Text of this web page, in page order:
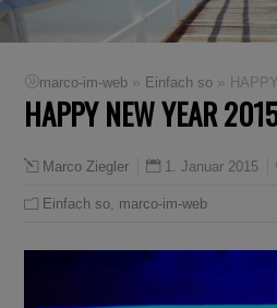
marco-im-web » Einfach so »
HAPPY NEW YEAR
Marco Ziegler 1. Januar 2015
Einfach so, marco-im-web